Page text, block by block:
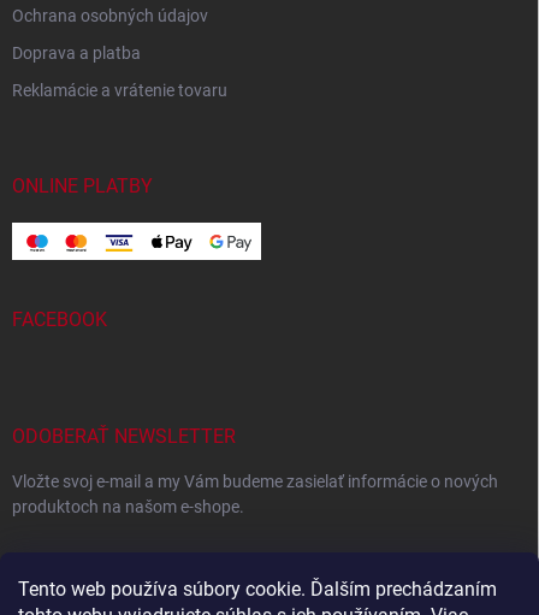
Tento web používa súbory cookie. Ďalším prechádzaním
Ochrana osobných údajov
Doprava a platba
Reklamácie a vrátenie tovaru
ONLINE PLATBY
FACEBOOK
ODOBERAŤ NEWSLETTER
Vložte svoj e-mail a my Vám budeme zasielať informácie o nových
produktoch na našom e-shope.